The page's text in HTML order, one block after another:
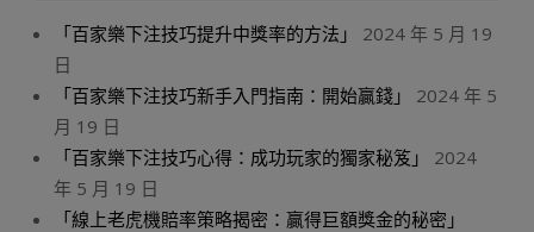
「百家樂下注技巧提升中獎率的方法」
2024 年 5 月 19
日
「百家樂下注技巧新手入門指南：開始贏錢」
2024 年 5
月 19 日
「百家樂下注技巧心得：成功玩家的獨家秘笈」
2024
年 5 月 19 日
「線上老虎機賠率策略揭密：贏得巨額獎金的秘密」